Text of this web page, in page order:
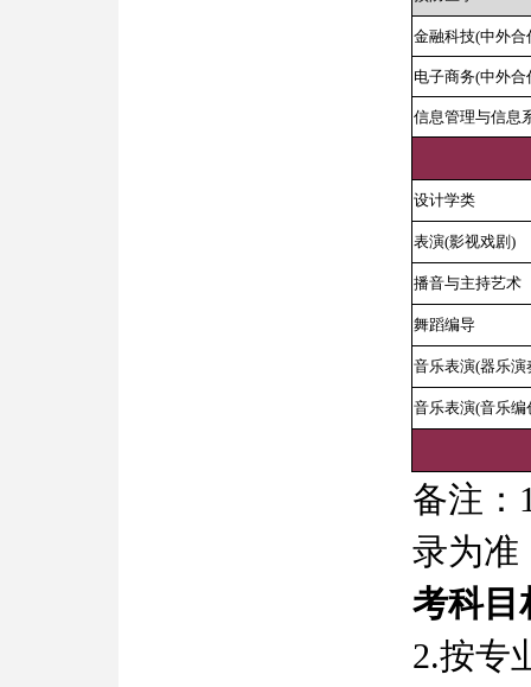
金融科技(中外合
电子商务(中外合
信息管理与信息
设计学类
表演(影视戏剧)
播音与主持艺术
舞蹈编导
音乐表演(器乐演
音乐表演(音乐编
备注：
录为准
考科目
2.按专